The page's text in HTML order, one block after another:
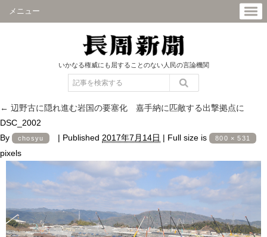
メニュー
いかなる権威にも屈することのない人民の言論機関
← 辺野古に隠れ進む岩国の要塞化 嘉手納に匹敵する出撃拠点に
DSC_2002
By
chosyu | Published 2017年7月14日 | Full size is 800 × 531
pixels